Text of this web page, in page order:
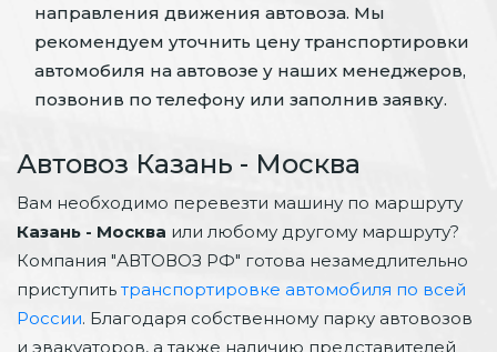
направления движения автовоза. Мы
рекомендуем уточнить цену транспортировки
автомобиля на автовозе у наших менеджеров,
позвонив по телефону или заполнив заявку.
Автовоз Казань - Москва
Вам необходимо перевезти машину по маршруту
Казань - Москва или любому другому маршруту?
Компания "АВТОВОЗ РФ" готова незамедлительно
приступитьтранспортировке автомобиля по всей
России. Благодаря собственному парку автовозов
и эвакуаторов, а также наличию представителей